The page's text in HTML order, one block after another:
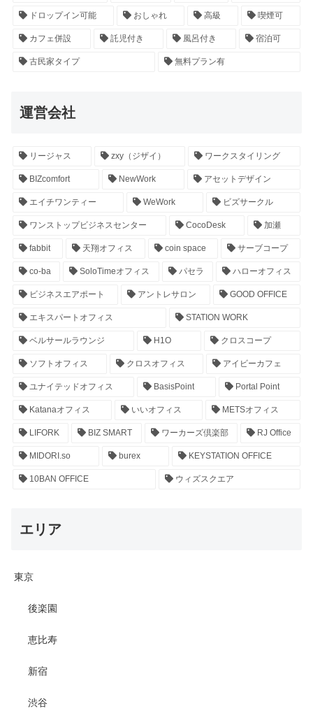
ドロップイン可能 おしゃれ 高級 喫煙可
カフェ併設 託児付き 風呂付き 宿泊可
古民家タイプ 無料プラン有
運営会社
リージャス zxy（ジザイ） ワークスタイリング
BIZcomfort NewWork アセットデザイン
エイチワンティー WeWork ビズサークル
ワンストップビジネスセンター CocoDesk 加瀬
fabbit 天翔オフィス coin space サーブコープ
co-ba SoloTimeオフィス パセラ ハローオフィス
ビジネスエアポート アントレサロン GOOD OFFICE
エキスパートオフィス STATION WORK
ベルサールラウンジ H1O クロスコープ
ソフトオフィス クロスオフィス アイビーカフェ
ユナイテッドオフィス BasisPoint Portal Point
Katanaオフィス いいオフィス METSオフィス
LIFORK BIZ SMART ワーカーズ倶楽部 RJ Office
MIDORI.so burex KEYSTATION OFFICE
10BAN OFFICE ウィズスクエア
エリア
東京
後楽園
恵比寿
新宿
渋谷